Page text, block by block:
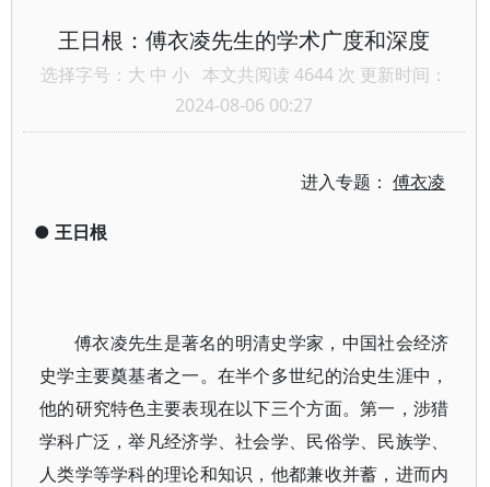
王日根：傅衣凌先生的学术广度和深度
选择字号： 大 中 小 本文共阅读 4644 次 更新时间：
2024-08-06 00:27
进入专题：傅衣凌
● 王日根
傅衣凌先生是著名的明清史学家，中国社会经济
史学主要奠基者之一。在半个多世纪的治史生涯中，
他的研究特色主要表现在以下三个方面。第一，涉猎
学科广泛，举凡经济学、社会学、民俗学、民族学、
人类学等学科的理论和知识，他都兼收并蓄，进而内